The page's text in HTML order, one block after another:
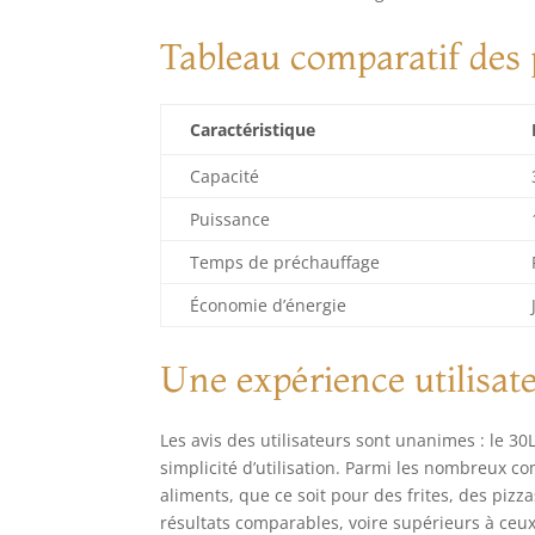
ou
👍
Tableau comparatif
Caractéristique
Capacité
Puissance
Temps de préchauffage
Économie d’énergie
Une expérience
Les avis des utilisateurs sont unanimes : le
simplicité d’utilisation. Parmi les nombreux
aliments, que ce soit pour des frites, des
résultats comparables, voire supérieurs à